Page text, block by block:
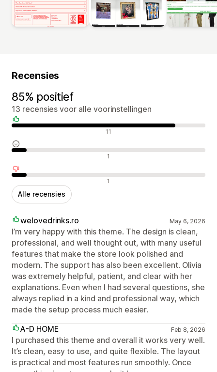
Recensies
85% positief
13 recensies voor alle voorinstellingen
Positieve recensies 11
Neutrale recensies 1
Negatieve recensies 1
Alle recensies
welovedrinks.ro May 6, 2026
I’m very happy with this theme. The design is clean,
professional, and well thought out, with many useful
features that make the store look polished and
modern. The support has also been excellent. Olivia
was extremely helpful, patient, and clear with her
explanations. Even when I had several questions, she
always replied in a kind and professional way, which
made the setup process much easier.
A-D HOME
Feb 8, 2026
I purchased this theme and overall it works very well.
It’s clean, easy to use, and quite flexible. The layout
is practical and most features run smoothly. Once